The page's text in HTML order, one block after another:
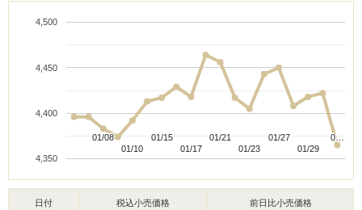
01/08
01/08
01/10
01/10
01/15
01/15
01/17
01/17
01/21
01/21
01/23
01/23
01/27
01/27
01/29
01/29
0…
0…
4,350
4,400
4,450
4,500
日付 税込小売価格 前日比小売価格